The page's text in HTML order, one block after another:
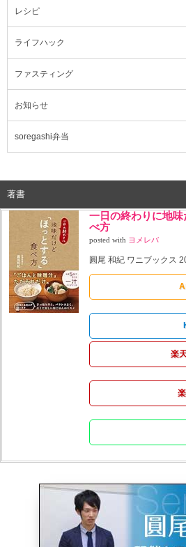
レシピ
ライフハック
ファスティング
お知らせ
soregashi弁当
著書
一日の終わりに地
べ方
posted with ヨメレバ
圓尾 和紀 ワニブックス
楽